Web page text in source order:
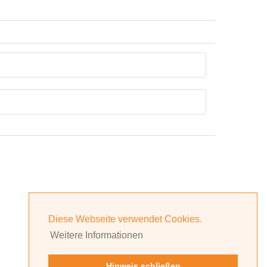
Diese Webseite verwendet Cookies.
Weitere Informationen